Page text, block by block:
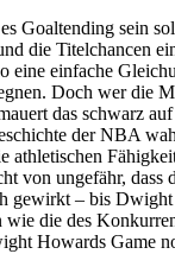
Goaltending sein
die Titelchancen
eine einfache
Doch wer die
das schwarz
der NBA
von ungefähr,
– bis
die des
Howards Game